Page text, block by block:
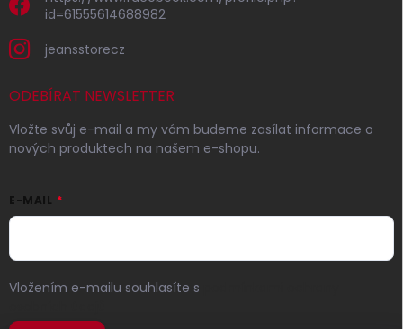
id=61555614688982
jeansstorecz
ODEBÍRAT NEWSLETTER
Vložte svůj e-mail a my vám budeme zasílat informace o
nových produktech na našem e-shopu.
E-MAIL
Vložením e-mailu souhlasíte s